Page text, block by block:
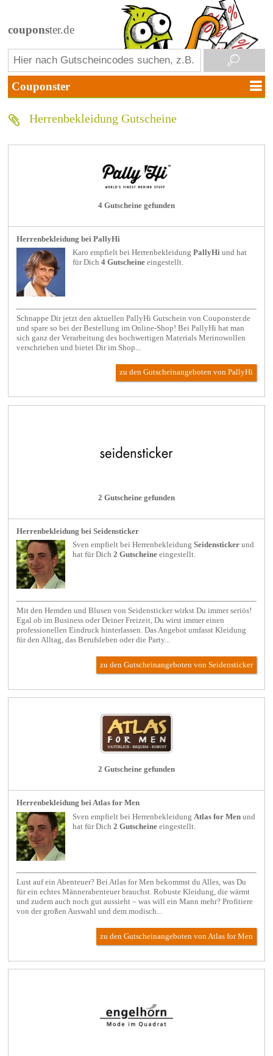
couponster.de
Herrenbekleidung Gutscheine
4 Gutscheine gefunden
Herrenbekleidung bei PallyHi
Karo empfielt beiHerrenbekleidung PallyHi und hat
für Dich4 Gutscheine eingestellt.
Schnappe Dir jetzt den aktuellen PallyHi Gutschein von Couponster.de
und spare so bei der Bestellung im Online-Shop! Bei PallyHi hat man
sich ganz der Verarbeitung des hochwertigen Materials Merinowollen
verschrieben und bietet Dir im Shop...
zu den Gutscheinangeboten von PallyHi
2 Gutscheine gefunden
Herrenbekleidung bei Seidensticker
Sven empfielt beiHerrenbekleidung Seidensticker und
hat für Dich2 Gutscheine eingestellt.
Mit den Hemden und Blusen von Seidensticker wirkst Du immer seriös!
Egal ob im Business oder Deiner Freizeit, Du wirst immer einen
professionellen Eindruck hinterlassen. Das Angebot umfasst Kleidung
für den Alltag, das Berufsleben oder die Party...
zu den Gutscheinangeboten von Seidensticker
2 Gutscheine gefunden
Herrenbekleidung bei Atlas for Men
Sven empfielt beiHerrenbekleidung Atlas for Men und
hat für Dich2 Gutscheine eingestellt.
Lust auf ein Abenteuer? Bei Atlas for Men bekommst du Alles, was Du
für ein echtes Männerabenteuer brauchst. Robuste Kleidung, die wärmt
und zudem auch noch gut aussieht – was will ein Mann mehr? Profitiere
von der großen Auswahl und dem modisch...
zu den Gutscheinangeboten von Atlas for Men